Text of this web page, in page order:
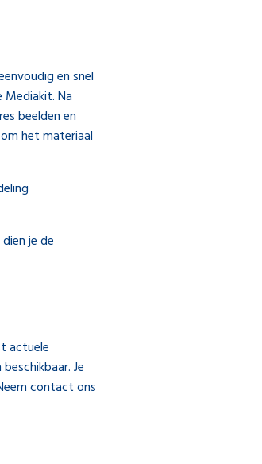
en snel
Na
beelden en
het materiaal
je de
actuele
Je
contact ons